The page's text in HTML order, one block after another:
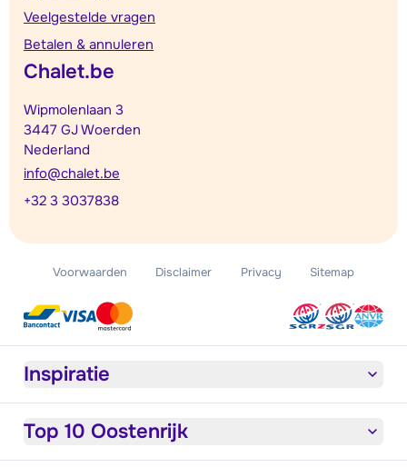
Veelgestelde vragen
Betalen & annuleren
Chalet.be
Wipmolenlaan 3
3447 GJ Woerden
Nederland
info@chalet.be
+32 3 3037838
Voorwaarden Disclaimer Privacy Sitemap
Inspiratie
Top 10 Oostenrijk